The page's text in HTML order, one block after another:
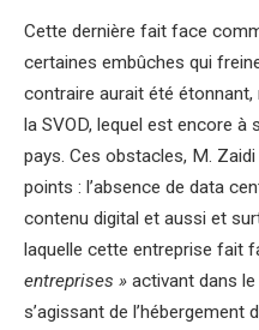
Cette dernière fait face
certaines embûches qui
contraire aurait été
la SVOD, lequel est encore
pays. Ces obstacles, M.
points : l’absence de data
contenu digital et aussi et
laquelle cette entreprise fait
entreprises » activant dans
s’agissant de